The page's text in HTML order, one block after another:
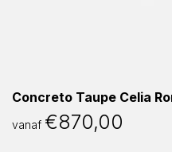
Concreto Taupe Celia
vanaf €870,00